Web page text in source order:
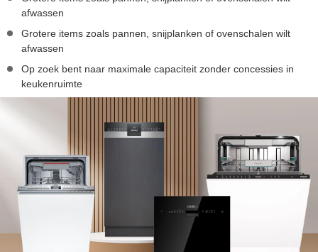
afwassen
Grotere items zoals pannen, snijplanken of ovenschalen wilt
afwassen
Op zoek bent naar maximale capaciteit zonder concessies in
keukenruimte